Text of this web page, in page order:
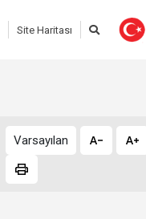
Site Haritası
Varsayılan